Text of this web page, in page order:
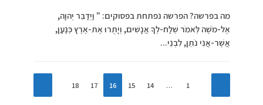
מה בפרשה? הפרשה נפתחת בפסוקים: " וַיְדַבֵּר יְהוָה,
אֶל-מֹשֶׁה לֵּאמֹר שְׁלַח-לְךָ אֲנָשִׁים, וְיָתֻרוּ אֶת-אֶרֶץ כְּנַעַן,
אֲשֶׁר-אֲנִי נֹתֵן, לִבְנֵי...
1
…
14
15
16
17
18